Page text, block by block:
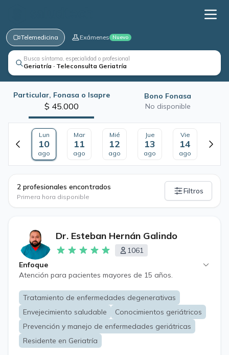
Telemedicina Exámenes Nuevo
Busca síntoma, especialidad o profesional
Geriatría · Teleconsulta Geriatría
Particular, Fonasa o Isapre
$ 45.000
Bono Fonasa
No disponible
Lun
10
ago
Mar
11
ago
Mié
12
ago
Jue
13
ago
Vie
14
ago
2 profesionales encontrados
Primera hora disponible
Filtros
Dr. Esteban Hernán Galindo
1061
Enfoque
Atención para pacientes mayores de 15 años.
Tratamiento de enfermedades degenerativas
Envejecimiento saludable
Conocimientos geriátricos
Prevención y manejo de enfermedades geriátricas
Residente en Geriatría